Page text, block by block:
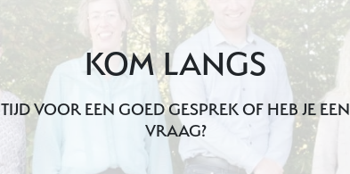
KOM LANGS
TIJD VOOR EEN GOED GESPREK OF HEB JE EEN
VRAAG?